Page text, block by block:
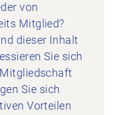
von
Mitglied?
dieser Inhalt
Sie sich
Sie sich
Vorteilen